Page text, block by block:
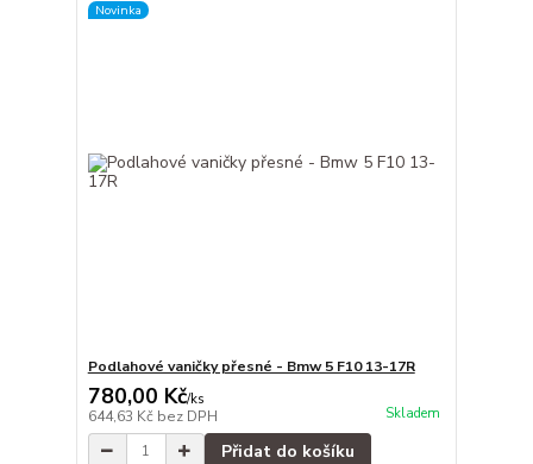
Novinka
Podlahové vaničky přesné - Bmw 5 F10 13-17R
780,00 Kč/ks
644,63 Kč bez DPH Skladem
Přidat do košíku